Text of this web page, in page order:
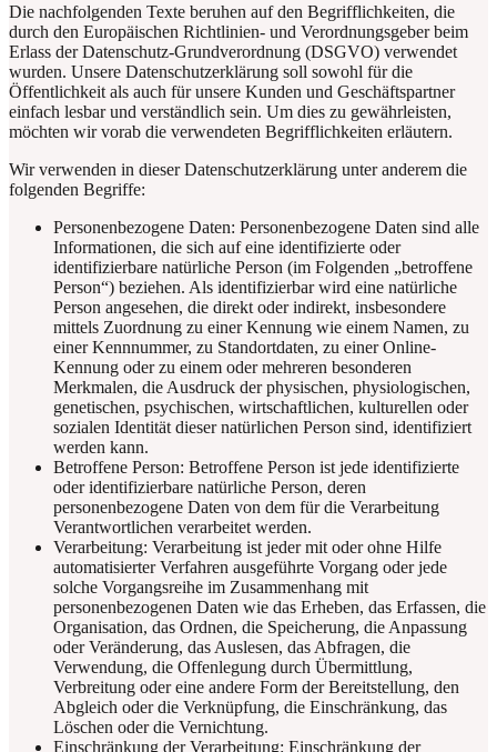
Die nachfolgenden Texte beruhen auf den Begrifflichkeiten, die
durch den Europäischen Richtlinien- und Verordnungsgeber beim
Erlass der Datenschutz-Grundverordnung (DSGVO) verwendet
wurden. Unsere Datenschutzerklärung soll sowohl für die
Öffentlichkeit als auch für unsere Kunden und Geschäftspartner
einfach lesbar und verständlich sein. Um dies zu gewährleisten,
möchten wir vorab die verwendeten Begrifflichkeiten erläutern.
Wir verwenden in dieser Datenschutzerklärung unter anderem die
folgenden Begriffe:
Personenbezogene Daten: Personenbezogene Daten sind alle
Informationen, die sich auf eine identifizierte oder
identifizierbare natürliche Person (im Folgenden „betroffene
Person“) beziehen. Als identifizierbar wird eine natürliche
Person angesehen, die direkt oder indirekt, insbesondere
mittels Zuordnung zu einer Kennung wie einem Namen, zu
einer Kennnummer, zu Standortdaten, zu einer Online-
Kennung oder zu einem oder mehreren besonderen
Merkmalen, die Ausdruck der physischen, physiologischen,
genetischen, psychischen, wirtschaftlichen, kulturellen oder
sozialen Identität dieser natürlichen Person sind, identifiziert
werden kann.
Betroffene Person: Betroffene Person ist jede identifizierte
oder identifizierbare natürliche Person, deren
personenbezogene Daten von dem für die Verarbeitung
Verantwortlichen verarbeitet werden.
Verarbeitung: Verarbeitung ist jeder mit oder ohne Hilfe
automatisierter Verfahren ausgeführte Vorgang oder jede
solche Vorgangsreihe im Zusammenhang mit
personenbezogenen Daten wie das Erheben, das Erfassen, die
Organisation, das Ordnen, die Speicherung, die Anpassung
oder Veränderung, das Auslesen, das Abfragen, die
Verwendung, die Offenlegung durch Übermittlung,
Verbreitung oder eine andere Form der Bereitstellung, den
Abgleich oder die Verknüpfung, die Einschränkung, das
Löschen oder die Vernichtung.
Einschränkung der Verarbeitung: Einschränkung der